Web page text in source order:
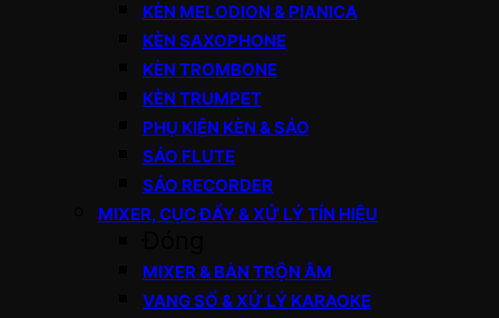
KÈN MELODION & PIANICA
KÈN SAXOPHONE
KÈN TROMBONE
KÈN TRUMPET
PHỤ KIỆN KÈN & SÁO
SÁO FLUTE
SÁO RECORDER
MIXER, CỤC ĐẨY & XỬ LÝ TÍN HIỆU
MIXER & BÀN TRỘN ÂM
VANG SỐ & XỬ LÝ KARAOKE